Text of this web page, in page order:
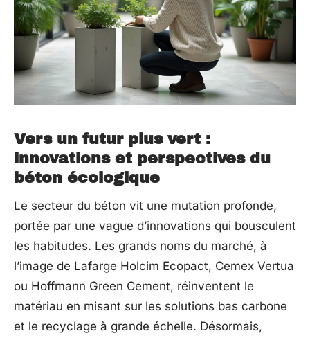
Vers un futur plus vert :
innovations et perspectives du
béton écologique
Le secteur du béton vit une mutation profonde,
portée par une vague d’innovations qui bousculent
les habitudes. Les grands noms du marché, à
l’image de Lafarge Holcim Ecopact, Cemex Vertua
ou Hoffmann Green Cement, réinventent le
matériau en misant sur les solutions bas carbone
et le recyclage à grande échelle. Désormais,